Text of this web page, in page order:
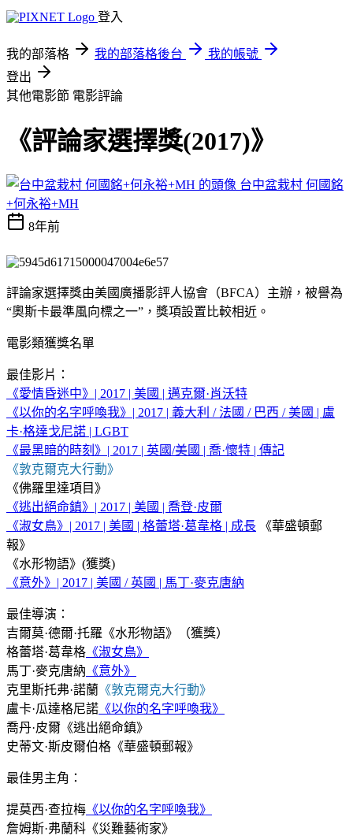
登入
我的部落格 我的部落格後台
我的帳號
登出
其他電影節 電影評論
《評論家選擇獎(2017)》
台中盆栽村 何國銘
+何永裕+MH
8年前
評論家選擇獎由美國廣播影評人協會（BFCA）主辦，被譽為
“奧斯卡最準風向標之一”，獎項設置比較相近。
電影類獲獎名單
最佳影片：
《愛情昏迷中》| 2017 | 美國 | 邁克爾·肖沃特
《以你的名字呼喚我》| 2017 | 義大利 / 法國 / 巴西 / 美國 | 盧
卡·格達戈尼諾 | LGBT
《最黑暗的時刻》| 2017 | 英國/美國 | 喬·懷特 | 傳記
《敦克爾克大行動》
《佛羅里達項目》
《逃出絕命鎮》| 2017 | 美國 | 喬登·皮爾
《淑女鳥》| 2017 | 美國 | 格蕾塔·葛韋格 | 成長 《華盛頓郵
報》
《水形物語》(獲獎)
《意外》| 2017 | 美國 / 英國 | 馬丁·麥克唐納
最佳導演：
吉爾莫·德爾·托羅《水形物語》（獲獎）
格蕾塔·葛韋格 《淑女鳥》
馬丁·麥克唐納 《意外》
克里斯托弗·諾蘭 《敦克爾克大行動》
盧卡·瓜達格尼諾 《以你的名字呼喚我》
喬丹·皮爾《逃出絕命鎮》
史蒂文·斯皮爾伯格《華盛頓郵報》
最佳男主角：
提莫西·查拉梅 《以你的名字呼喚我》
詹姆斯·弗蘭科《災難藝術家》